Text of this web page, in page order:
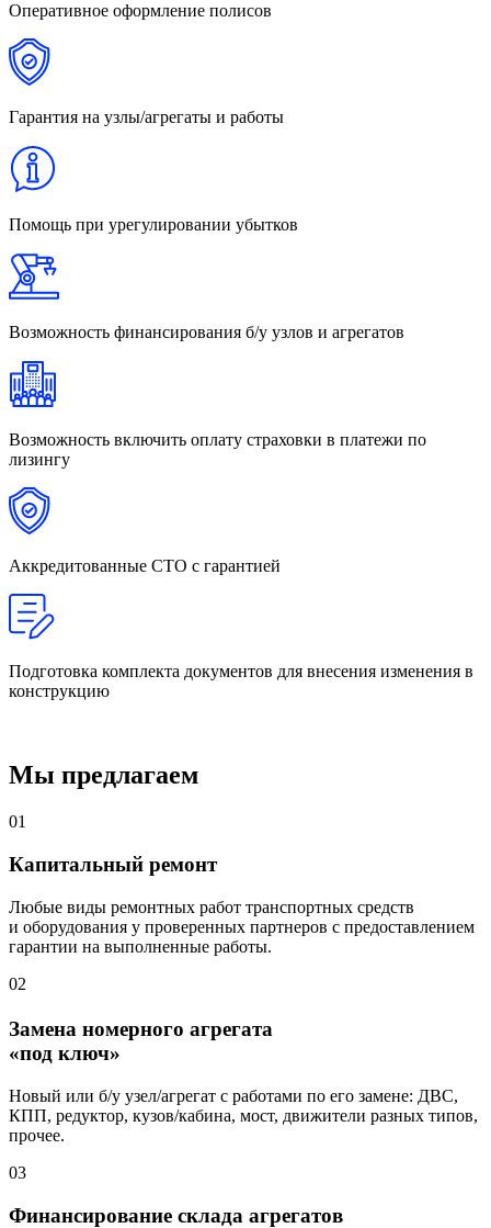
Оперативное оформление полисов
Гарантия на узлы/агрегаты и работы
Помощь при урегулировании убытков
Возможность финансирования б/у узлов и агрегатов
Возможность включить оплату страховки в платежи по
лизингу
Аккредитованные СТО с гарантией
Подготовка комплекта документов для внесения изменения в
конструкцию
Мы предлагаем
01
Капитальный ремонт
Любые виды ремонтных работ транспортных средств
и оборудования у проверенных партнеров с предоставлением
гарантии на выполненные работы.
02
Замена номерного агрегата
«под ключ»
Новый или б/у узел/агрегат с работами по его замене: ДВС,
КПП, редуктор, кузов/кабина, мост, движители разных типов,
прочее.
03
Финансирование склада агрегатов